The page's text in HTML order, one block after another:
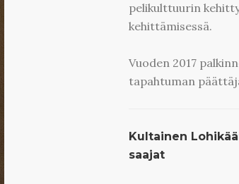
pelikulttuurin
kehittämisessä.
Vuoden 2017
tapahtuman
Kultainen
saajat